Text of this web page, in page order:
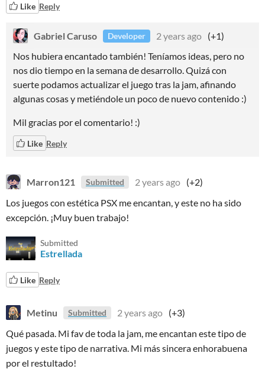
Like Reply
Gabriel Caruso Developer 2 years ago (+1)
Nos hubiera encantado también! Teníamos ideas, pero no
nos dio tiempo en la semana de desarrollo. Quizá con
suerte podamos actualizar el juego tras la jam, afinando
algunas cosas y metiéndole un poco de nuevo contenido :)
Mil gracias por el comentario! :)
Like Reply
Marron121 Submitted 2 years ago (+2)
Los juegos con estética PSX me encantan, y este no ha sido
excepción. ¡Muy buen trabajo!
Submitted
Estrellada
Like Reply
Metinu Submitted 2 years ago (+3)
Qué pasada. Mi fav de toda la jam, me encantan este tipo de
juegos y este tipo de narrativa. Mi más sincera enhorabuena
por el restultado!